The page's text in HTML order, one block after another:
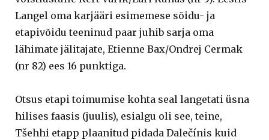
Langel oma karjääri esimemese sõidu- ja
etapivõidu teeninud paar juhib sarja oma
lähimate jälitajate, Etienne Bax/Ondrej Cermak
(nr 82) ees 16 punktiga.
Otsus etapi toimumise kohta seal langetati üsna
hilises faasis (juulis), esialgu oli see, teine,
Tšehhi etapp plaanitud pidada Dalečínis kuid